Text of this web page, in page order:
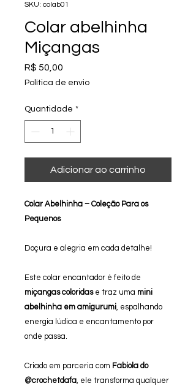
SKU: colab01
Colar abelhinha
Miçangas
R$ 50,00
Política de envio
Quantidade *
Adicionar ao carrinho
Colar Abelhinha – Coleção Para os
Pequenos
Doçura e alegria em cada detalhe!
Este colar encantador é feito de
miçangas coloridase traz uma mini
abelhinha em amigurumi, espalhando
energia lúdica e encantamento por
onde passa.
Criado em parceria com Fabiola do
@crochetdafa, ele transforma qualquer